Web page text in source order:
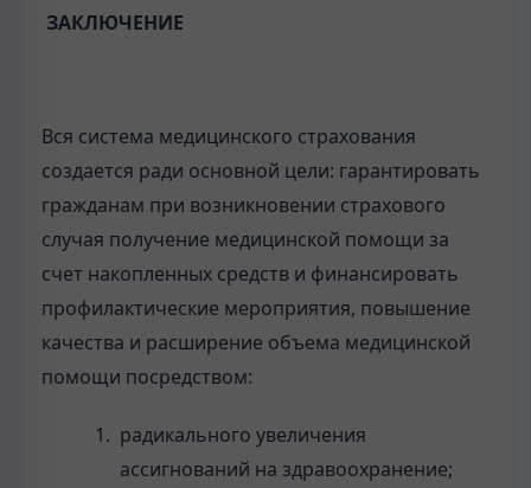
ЗАКЛЮЧЕНИЕ
Вся система медицинского страхования
создается ради основной цели: гарантировать
гражданам при возникновении страхового
случая получение медицинской помощи за
счет накопленных средств и финансировать
профилактические мероприятия, повышение
качества и расширение объема медицинской
помощи посредством:
радикального увеличения
ассигнований на здравоохранение;